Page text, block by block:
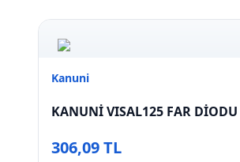
Kanuni
KANUNİ VISAL125 FAR DİODU
306,09 TL